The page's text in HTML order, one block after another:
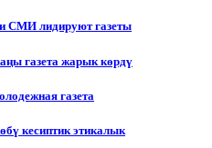
СМИ лидируют газеты
газета жарык көрдү
газета
кесиптик этикалык